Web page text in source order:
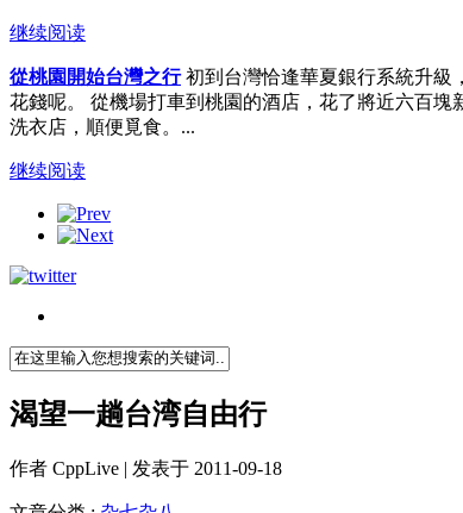
继续阅读
從桃園開始台灣之行初到台灣恰逢華夏銀行系統升級
花錢呢。 從機場打車到桃園的酒店，花了將近六百
洗衣店，順便覓食。...
继续阅读
渴望一趟台湾自由行
作者 CppLive | 发表于 2011-09-18